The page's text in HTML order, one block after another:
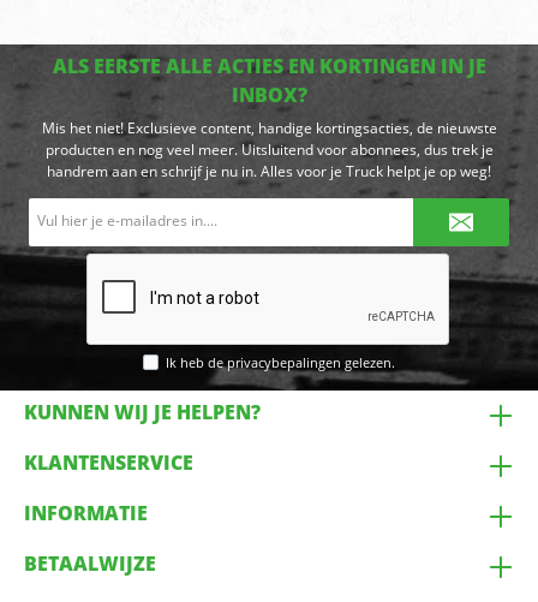
ALS EERSTE ALLE ACTIES EN KORTINGEN IN JE
INBOX?
Mis het niet! Exclusieve content, handige kortingsacties, de nieuwste
producten en nog veel meer. Uitsluitend voor abonnees, dus trek je
handrem aan en schrijf je nu in. Alles voor je Truck helpt je op weg!
Ik heb deprivacybepalingen gelezen.
KUNNEN WIJ JE HELPEN?
KLANTENSERVICE
INFORMATIE
BETAALWIJZE